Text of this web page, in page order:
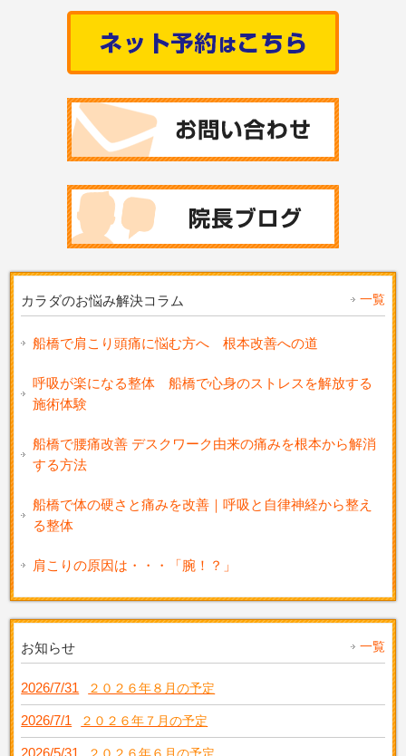
カラダのお悩み解決コラム 一覧
船橋で肩こり頭痛に悩む方へ 根本改善への道
呼吸が楽になる整体 船橋で心身のストレスを解放する
施術体験
船橋で腰痛改善 デスクワーク由来の痛みを根本から解消
する方法
船橋で体の硬さと痛みを改善｜呼吸と自律神経から整え
る整体
肩こりの原因は・・・「腕！？」
お知らせ 一覧
2026/7/31 ２０２６年８月の予定
2026/7/1 ２０２６年７月の予定
2026/5/31 ２０２６年６月の予定